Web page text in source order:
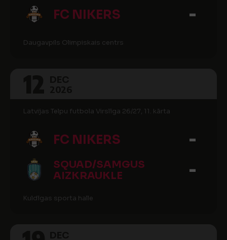
FC NIKERS -
Daugavpils Olimpiskais centrs
Latvijas Telpu futbola Virslīga 26/27, 11. kārta
FC NIKERS -
SQUAD/SAMGUS
AIZKRAUKLE
-
Kuldīgas sporta halle